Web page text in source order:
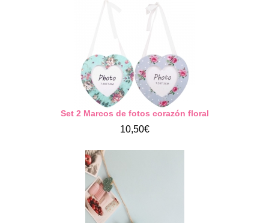
Set 2 Marcos de fotos corazón floral
10,50€